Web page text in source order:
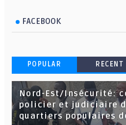
FACEBOOK
POPULAR RECENT
Nord-Est/Insécurité:
policier et judiciaire
quartiers populaires